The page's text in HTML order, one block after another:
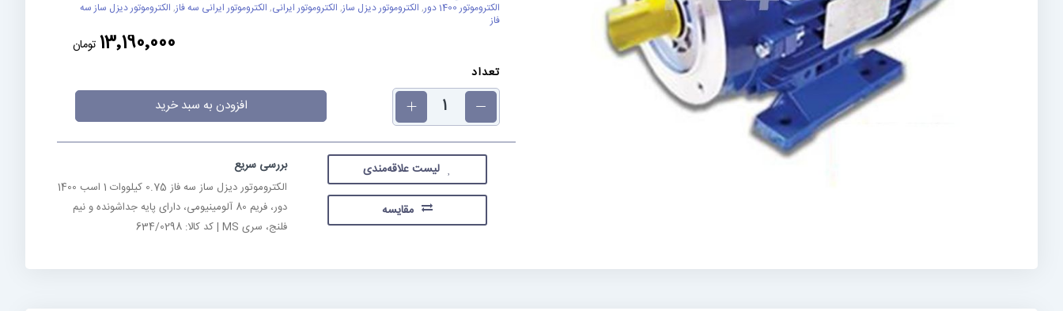
گالری
الکتروموتور 1400 دور
, الکتروموتور دیزل ساز, الکتروموتور ایرانی, الکتروموتور ایرانی سه فاز, الکتروموتور دیزل ساز سه
فاز
13٬190٬000 تومان
تعداد
افزودن به سبد خرید
لیست علاقه‌مندی
مقایسه
بررسی سریع
الکتروموتور دیزل ساز سه فاز 0.75 کیلووات 1 اسب 1400
دور، فریم 80 آلومینیومی، دارای پایه جداشونده و نیم
فلنج، سری MS | کد کالا: 634/0298